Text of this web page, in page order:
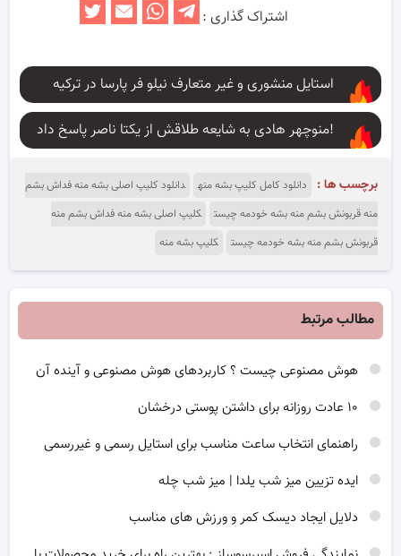
اشتراک گذاری :
استایل منشوری و غیر متعارف نیلو فر پارسا در ترکیه
منوچهر هادی به شایعه طلاقش از یکتا ناصر پاسخ داد!
برچسب ها : دانلود کامل کلیپ بشه منه
دانلود کلیپ اصلی بشه منه فداش بشم
منه قربونش بشم منه بشه خودمه چیست
کلیپ اصلی بشه منه فداش بشم منه
قربونش بشم منه بشه خودمه چیست
کلیپ بشه منه
مطالب مرتبط
هوش مصنوعی چیست ؟ کاربردهای هوش مصنوعی و آینده آن
راهنمای انتخاب ساعت مناسب برای استایل رسمی و غیررسمی
ایده تزیین میز شب یلدا | میز شب چله
دلایل ایجاد دیسک کمر و ورزش های مناسب